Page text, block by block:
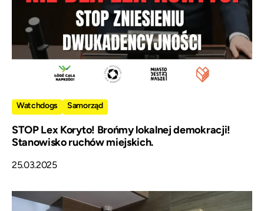
Watchdogs Samorząd
STOP Lex Koryto! Brońmy lokalnej demokracji!
Stanowisko ruchów miejskich.
25.03.2025